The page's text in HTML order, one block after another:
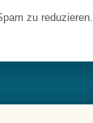
zu reduzieren.